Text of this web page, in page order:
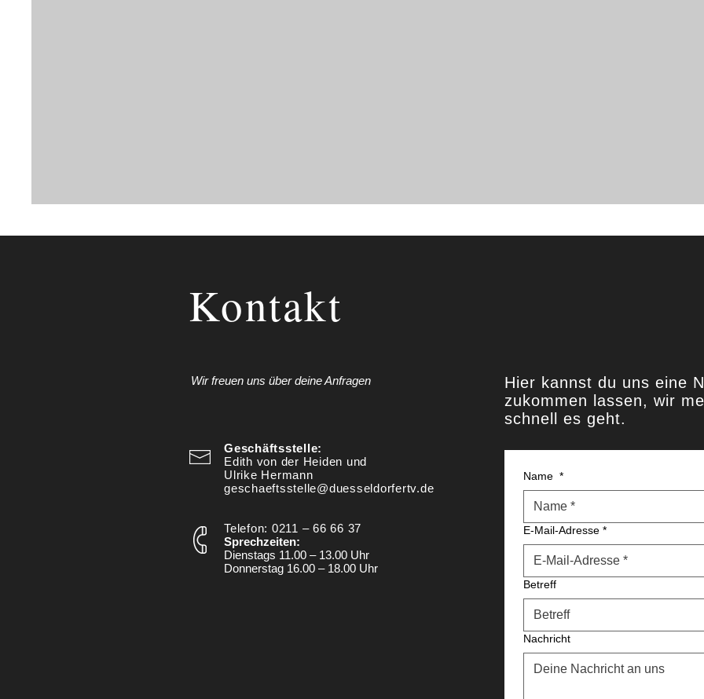
Kontakt
Hier kannst du uns eine
zukommen lassen, wir
schnell es geht.
Wir freuen uns über deine Anfragen
Geschäftsstelle:
Edith von der Heiden und
Ulrike Hermann
geschaeftsstelle@duesseldorfertv.de
Telefon: 0211 – 66 66 37
Sprechzeiten:
Dienstags 11.00 – 13.00 Uhr
Donnerstag 16.00 – 18.00 Uhr
Name *
E-Mail-Adresse *
Betreff
Nachricht